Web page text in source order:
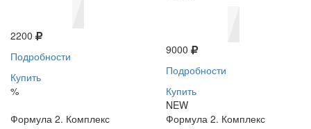
2200
Подробности
Купить
%
9000
Подробности
Купить
NEW
Формула 2. Комплекс
Формула 2. Комплекс